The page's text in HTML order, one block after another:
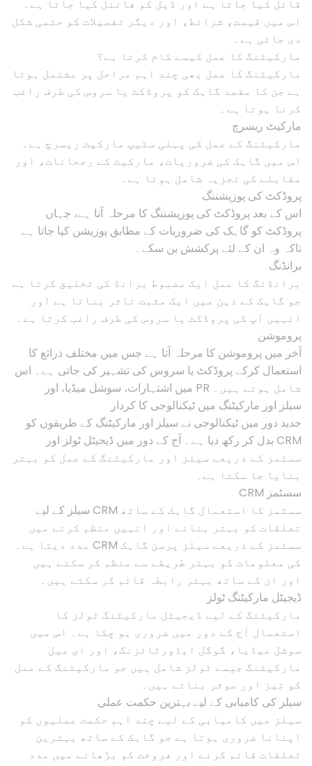
قائل کیا جاتا ہے اور ڈیل کو فائنل کیا جاتا ہے۔
اس میں قیمت، شرائط، اور دیگر تفصیلات کو حتمی شکل
دی جاتی ہے۔
مارکیٹنگ کا عمل کیسے کام کرتا ہے؟
مارکیٹنگ کا عمل بھی چند اہم مراحل پر مشتمل ہوتا
ہے جن کا مقصد گاہک کو پروڈکٹ یا سروس کی طرف راغب
کرنا ہوتا ہے۔
مارکیٹ ریسرچ
مارکیٹنگ کے عمل کی پہلی سٹیپ مارکیٹ ریسرچ ہے۔
اس میں گاہک کی ضروریات، مارکیٹ کے رجحانات، اور
مقابلے کی تجزیہ شامل ہوتا ہے۔
پروڈکٹ کی پوزیشننگ
اس کے بعد پروڈکٹ کی پوزیشننگ کا مرحلہ آتا ہے، جہاں
پروڈکٹ کو گاہک کی ضروریات کے مطابق پوزیشن کیا جاتا ہے
تاکہ وہ ان کے لئے پرکشش بن سکے۔
برانڈنگ
برانڈنگ کا عمل ایک مضبوط برانڈ کی تخلیق کرتا ہے
جو گاہک کے ذہن میں ایک مثبت تاثر بناتا ہے اور
انہیں آپ کی پروڈکٹ یا سروس کی طرف راغب کرتا ہے۔
پروموشن
آخر میں پروموشن کا مرحلہ آتا ہے جس میں مختلف ذرائع کا
استعمال کرکے پروڈکٹ یا سروس کی تشہیر کی جاتی ہے۔ اس
میں اشتہارات، سوشل میڈیا، اور PR شامل ہوتے ہیں۔
سیلز اور مارکیٹنگ میں ٹیکنالوجی کا کردار
جدید دور میں ٹیکنالوجی نے سیلز اور مارکیٹنگ کے طریقوں کو
بدل کر رکھ دیا ہے۔ آج کے دور میں ڈیجیٹل ٹولز اور CRM
سسٹمز کے ذریعے سیلز اور مارکیٹنگ کے عمل کو بہتر
بنایا جا سکتا ہے۔
CRM سسٹمز
سیلز کے لیے CRM سسٹمز کا استعمال گاہک کے ساتھ
تعلقات کو بہتر بنانے اور انہیں منظم کرنے میں
مدد دیتا ہے۔ CRM سسٹمز کے ذریعے سیلز پرسن گاہک
کی معلومات کو بہتر طریقے سے منظم کر سکتے ہیں
اور ان کے ساتھ بہتر رابطہ قائم کر سکتے ہیں۔
ڈیجیٹل مارکیٹنگ ٹولز
مارکیٹنگ کے لیے ڈیجیٹل مارکیٹنگ ٹولز کا
استعمال آج کے دور میں ضروری ہو چکا ہے۔ اس میں
سوشل میڈیا، گوگل ایڈورٹائزنگ، اور ای میل
مارکیٹنگ جیسے ٹولز شامل ہیں جو مارکیٹنگ کے عمل
کو تیز اور موثر بناتے ہیں۔
سیلز کی کامیابی کے لیے بہترین حکمت عملی
سیلز میں کامیابی کے لیے چند اہم حکمت عملیوں کو
اپنانا ضروری ہوتا ہے جو گاہک کے ساتھ بہترین
تعلقات قائم کرنے اور فروخت کو بڑھانے میں مدد